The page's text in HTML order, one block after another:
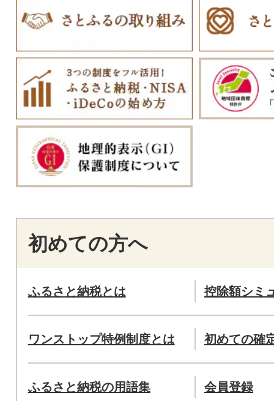
初めての方へ
ふるさと納税とは 控除額シミ
ワンストップ特例制度とは 初めての確
ふるさと納税の用語集 会員登録